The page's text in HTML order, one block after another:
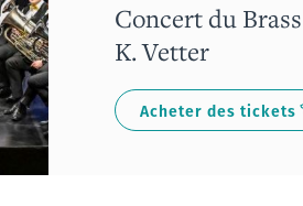
Concert du
K. Vetter
Acheter des tickets